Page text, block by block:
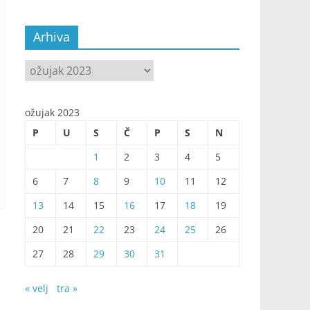
Arhiva
Arhiva
ožujak 2023
P
U S Č P S
N
1
2 3 4
5
6
7 8 9 10 11
12
13
14 15 16 17 18
19
20
21 22 23 24 25
26
27
28 29 30 31
« velj tra »